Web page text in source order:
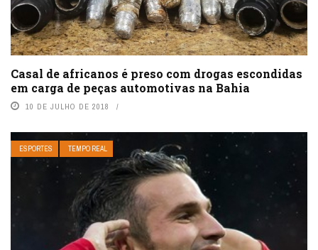
Casal de africanos é preso com drogas escondidas
em carga de peças automotivas na Bahia
10 DE JULHO DE 2018
ESPORTES TEMPO REAL